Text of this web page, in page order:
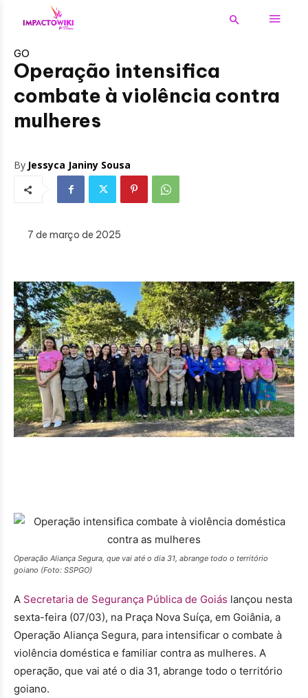
GO
Operação intensifica
combate à violência contra
mulheres
By Jessyca Janiny Sousa
7 de março de 2025
Operação Aliança Segura, que vai até o dia 31, abrange todo o território
goiano (Foto: SSPGO)
A Secretaria de Segurança Pública de Goiás lançou nesta
sexta-feira (07/03), na Praça Nova Suíça, em Goiânia, a
Operação Aliança Segura, para intensificar o combate à
violência doméstica e familiar contra as mulheres. A
operação, que vai até o dia 31, abrange todo o território
goiano.